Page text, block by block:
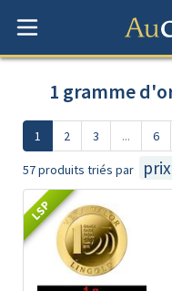
1 gramme
1 2 3 ... 6
57 produits triés par
LSP